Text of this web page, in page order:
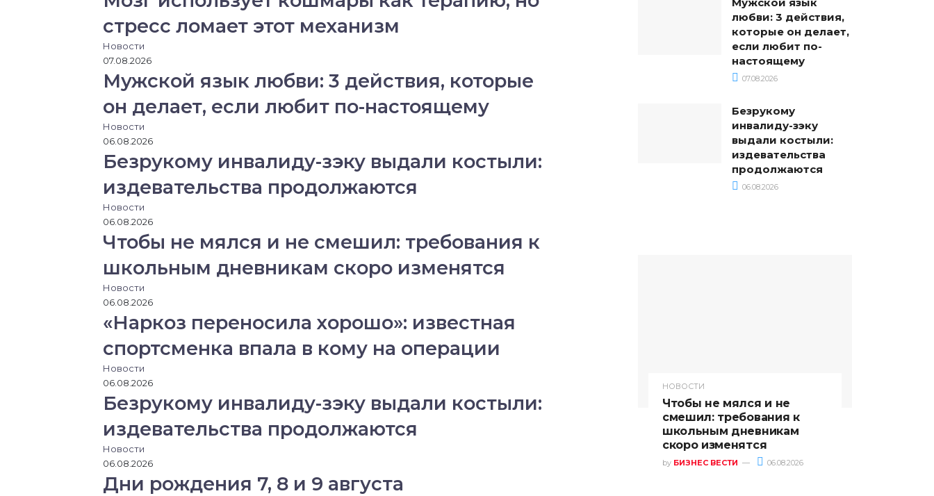
ю
о
ч
стресс ломает этот механизм
Новости
07.08.2026
Мужской язык любви: 3 действия, которые
он делает, если любит по-настоящему
Новости
06.08.2026
Безрукому инвалиду-зэку выдали костыли:
издевательства продолжаются
Новости
06.08.2026
Чтобы не мялся и не смешил: требования к
школьным дневникам скоро изменятся
Новости
06.08.2026
«Наркоз переносила хорошо»: известная
спортсменка впала в кому на операции
Новости
06.08.2026
Безрукому инвалиду-зэку выдали костыли:
издевательства продолжаются
Новости
06.08.2026
Дни рождения 7, 8 и 9 августа
любви: 3 действия,
которые он делает,
если любит по-
настоящему
07.08.2026
Безрукому
инвалиду-зэку
выдали костыли:
издевательства
продолжаются
06.08.2026
НОВОСТИ
Чтобы не мялся и не
смешил: требования к
школьным дневникам
скоро изменятся
by БИЗНЕС ВЕСТИ 06.08.2026